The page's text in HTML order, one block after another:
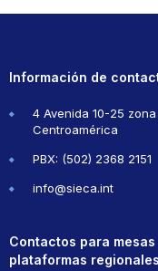
Información de
4 Avenida 10-25
Centroamérica
PBX: (502) 2368 2151
info@sieca.int
Contactos para
plataformas